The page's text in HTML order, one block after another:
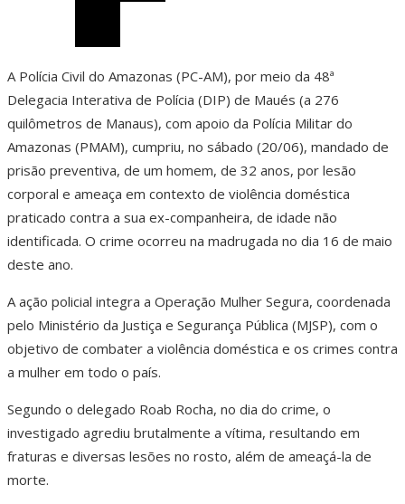
A Polícia Civil do Amazonas (PC-AM), por meio da 48ª
Delegacia Interativa de Polícia (DIP) de Maués (a 276
quilômetros de Manaus), com apoio da Polícia Militar do
Amazonas (PMAM), cumpriu, no sábado (20/06), mandado de
prisão preventiva, de um homem, de 32 anos, por lesão
corporal e ameaça em contexto de violência doméstica
praticado contra a sua ex-companheira, de idade não
identificada. O crime ocorreu na madrugada no dia 16 de maio
deste ano.
A ação policial integra a Operação Mulher Segura, coordenada
pelo Ministério da Justiça e Segurança Pública (MJSP), com o
objetivo de combater a violência doméstica e os crimes contra
a mulher em todo o país.
Segundo o delegado Roab Rocha, no dia do crime, o
investigado agrediu brutalmente a vítima, resultando em
fraturas e diversas lesões no rosto, além de ameaçá-la de
morte.